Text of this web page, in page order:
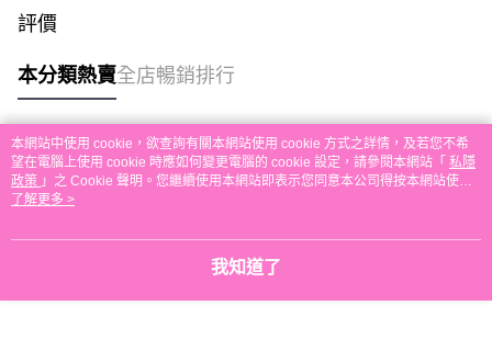
其他地區配送
評價
本分類熱賣全店暢銷排行
熱門標籤
熱銷排行
本網站中使用 cookie，欲查詢有關本網站使用 cookie 方式之詳情，及若您不希
望在電腦上使用 cookie 時應如何變更電腦的 cookie 設定，請參閱本網站「 私隱
政策 」之 Cookie 聲明。您繼續使用本網站即表示您同意本公司得按本網站使用
條款之 Cookie 聲明使用 cookie。
了解更多 >
我知道了